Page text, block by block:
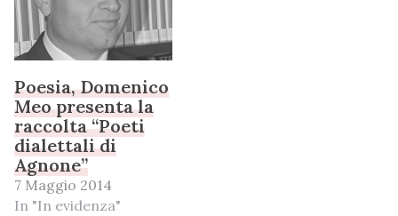
Poesia, Domenico
Meo presenta la
raccolta “Poeti
dialettali di
Agnone”
7 Maggio 2014
In "In evidenza"